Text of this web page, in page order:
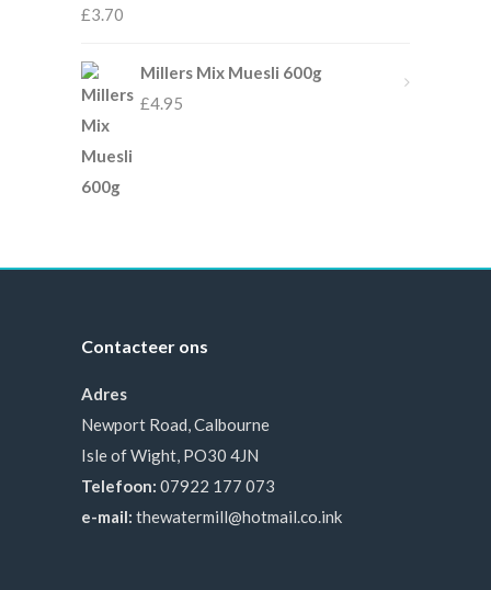
£3.70
Millers Mix Muesli 600g
£4.95
Contacteer ons
Adres
Newport Road, Calbourne
Isle of Wight, PO30 4JN
Telefoon: 07922 177 073
e-mail: thewatermill@hotmail.co.ink